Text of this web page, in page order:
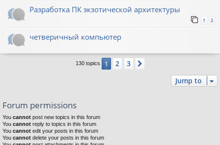
Разработка ПК экзотической архитектуры
1 2
четверичный компьютер
130 topics 1 2 3
Jump to
Forum permissions
You cannot post new topics in this forum
You cannot reply to topics in this forum
You cannot edit your posts in this forum
You cannot delete your posts in this forum